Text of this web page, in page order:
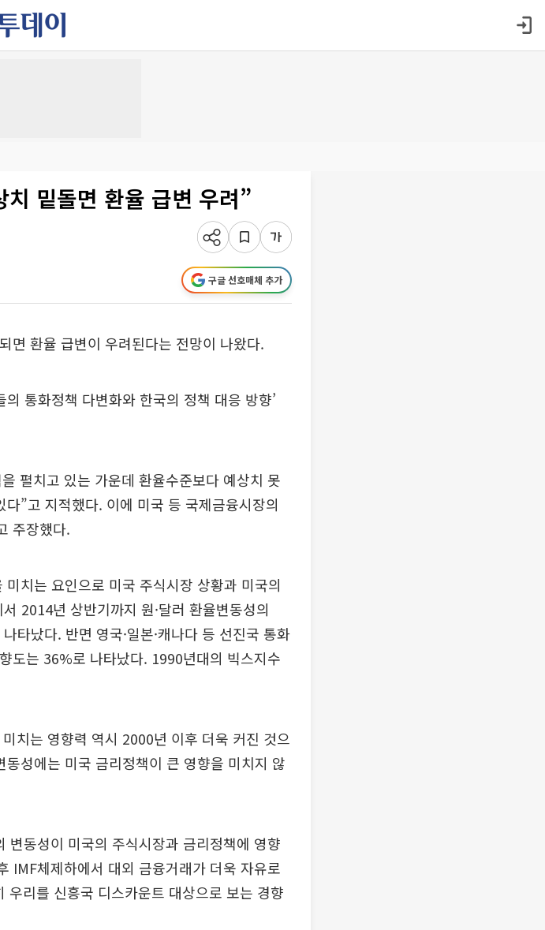
밑돌면 환율 급변 우려”
구글 선호매체 추가
면 환율 급변이 우려된다는 전망이 나왔다.
통화정책 다변화와 한국의 정책 대응 방향’
펼치고 있는 가운데 환율수준보다 예상치 못
”고 지적했다. 이에 미국 등 국제금융시장의
주장했다.
치는 요인으로 미국 주식시장 상황과 미국의
2014년 상반기까지 원·달러 환율변동성의
타났다. 반면 영국·일본·캐나다 등 선진국 통화
도는 36%로 나타났다. 1990년대의 빅스지수
치는 영향력 역시 2000년 이후 더욱 커진 것으
성에는 미국 금리정책이 큰 영향을 미치지 않
변동성이 미국의 주식시장과 금리정책에 영향
IMF체제하에서 대외 금융거래가 더욱 자유로
리를 신흥국 디스카운트 대상으로 보는 경향